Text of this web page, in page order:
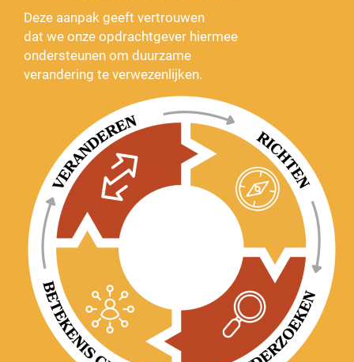
Deze aanpak geeft vertrouwen
dat we onze opdrachtgever hiermee
ondersteunen om duurzame
verandering te verwezenlijken.